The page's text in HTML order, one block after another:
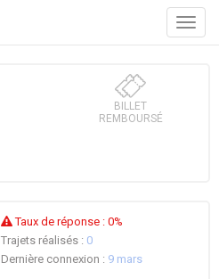
Menu
BILLET
REMBOURSÉ
Taux de réponse : 0%
Trajets réalisés : 0
Dernière connexion : 9 mars